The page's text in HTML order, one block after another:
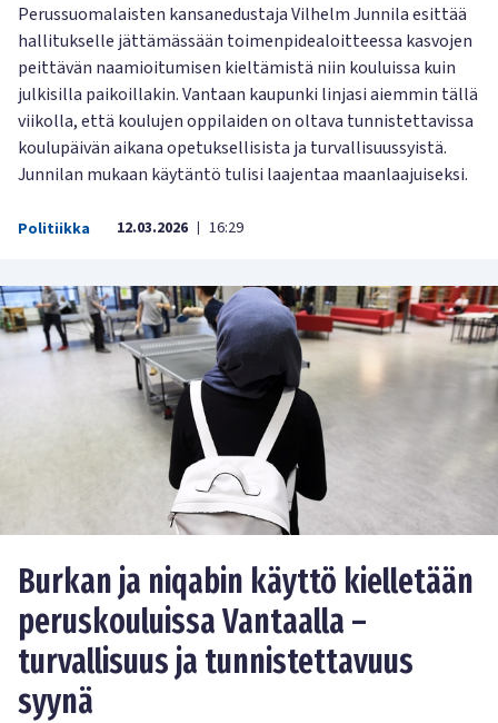
Perussuomalaisten kansanedustaja Vilhelm Junnila esittää
hallitukselle jättämässään toimenpidealoitteessa kasvojen
peittävän naamioitumisen kieltämistä niin kouluissa kuin
julkisilla paikoillakin. Vantaan kaupunki linjasi aiemmin tällä
viikolla, että koulujen oppilaiden on oltava tunnistettavissa
koulupäivän aikana opetuksellisista ja turvallisuussyistä.
Junnilan mukaan käytäntö tulisi laajentaa maanlaajuiseksi.
Politiikka 12.03.2026 | 16:29
Burkan ja niqabin käyttö kielletään
peruskouluissa Vantaalla –
turvallisuus ja tunnistettavuus
syynä